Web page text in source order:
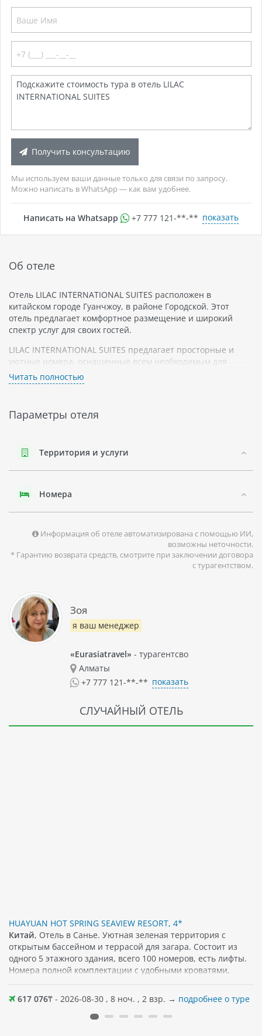
Получить консультацию
Мы используем ваши данные только для связи по запросу.
Можно написать в WhatsApp — как вам удобнее.
Написать на Whatsapp +7 777 121-**-** показать
Об отеле
Отель LILAC INTERNATIONAL SUITES расположен в
китайском городе Гуанчжоу, в районе Городской. Этот
отель предлагает комфортное размещение и широкий
спектр услуг для своих гостей.
LILAC INTERNATIONAL SUITES предлагает просторные и
уютные номера, оснащенные всем необходимым для
комфортного проживания. В каждом номере есть
кондиционер, телевизор с плоским экраном, мини-бар и
разнообразными блюдами китайской и международной
Гуанчжоу - это один из самых больших и развитых городов
Гости могут посетить такие достопримечательности как
Башня Кантаона, Мемориальный комплекс Сунь Ятсена и
рынками, где можно найти множество товаров по
Читать полностью
Параметры отеля
Территория и услуги
Номера
Информация об отеле автоматизирована с помощью ИИ,
возможны неточности.
* Гарантию возврата средств, смотрите при заключении договора
с турагентством.
Зоя
я ваш менеджер
«Eurasiatravel» - турагентсво
Алматы
+7 777 121-**-** показать
СЛУЧАЙНЫЙ ОТЕЛЬ
RESORT), 4*
HUAYUAN HOT SPRING SEAVIEW RESORT, 4*
Китай, Отель в Санье. Уютная зеленая территория с
открытым бассейном и террасой для загара. Состоит из
одного 5 этажного здания, всего 100 номеров, есть лифты.
Номера полной комплектации с удобными кроватями,
есть балконы с отличным видом. Песчаный пляж в
шаговой доступности от отеля. На территории работает
ресторан. Хороший вариант для спокойного пляжного
617 076₸ - 2026-08-30 , 8 ноч. , 2 взр. → подробнее о туре